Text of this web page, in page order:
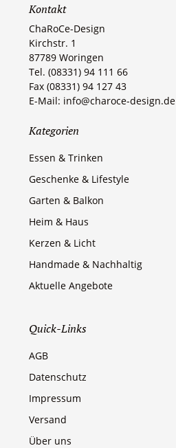
Kontakt
ChaRoCe-Design
Kirchstr. 1
87789 Woringen​
Tel. (08331) 94 111 66
Fax (08331) 94 127 43
E-Mail: info@charoce-design.de
Kategorien
Essen & Trinken
Geschenke & Lifestyle
Garten & Balkon
Heim & Haus
Kerzen & Licht
Handmade & Nachhaltig
Aktuelle Angebote
Quick-Links
AGB
Datenschutz
Impressum
Versand
Über uns